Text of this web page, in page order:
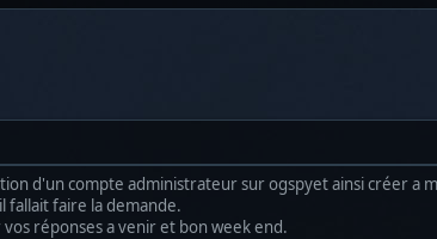
d'un compte administrateur sur ogspyet ainsi créer a
fallait faire la demande.
vos réponses a venir et bon week end.